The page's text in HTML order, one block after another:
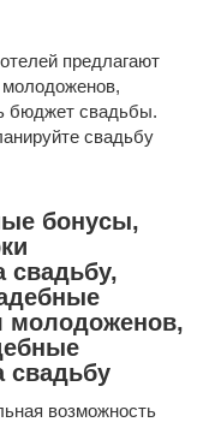
предлагают
бюджет свадьбы.
свадьбу
бонусы,
свадьбу,
молодоженов,
свадьбу
возможность